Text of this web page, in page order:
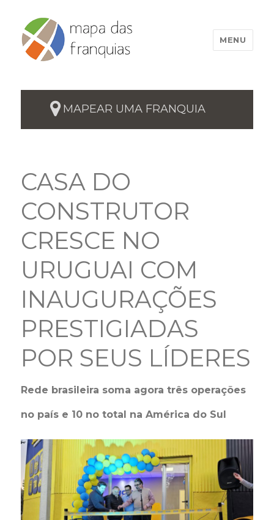
MENU
MAPEAR UMA FRANQUIA
CASA DO
CONSTRUTOR
CRESCE NO
URUGUAI COM
INAUGURAÇÕES
PRESTIGIADAS
POR SEUS LÍDERES
Rede brasileira soma agora três operações
no país e 10 no total na América do Sul